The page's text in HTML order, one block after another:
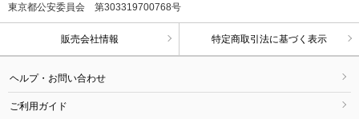
東京都公安委員会 第303319700768号
販売会社情報 特定商取引法に基づく表示
ヘルプ・お問い合わせ
ご利用ガイド